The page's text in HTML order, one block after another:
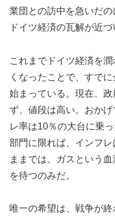
業団との訪中を急いだ
ドイツ経済の瓦解が近づ
これまでドイツ経済を
くなったことで、すで
始まっている。現在、
ず、値段は高い。おか
レ率は10％の大台に乗
部門に限れば、インフ
ままでは、ガスという
を待つのみだ。
唯一の希望は、戦争が